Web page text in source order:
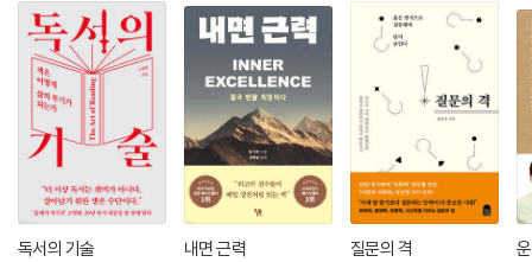
독서의 기술 내면 근력 질문의 격